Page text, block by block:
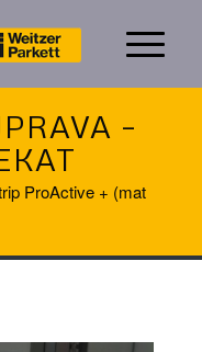
–
ProActive + (mat